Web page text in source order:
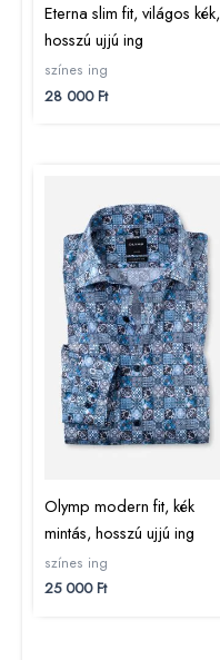
Eterna slim fit, világos kék,
hosszú ujjú ing
színes ing
28 000Ft
Olymp modern fit, kék
mintás, hosszú ujjú ing
színes ing
25 000Ft